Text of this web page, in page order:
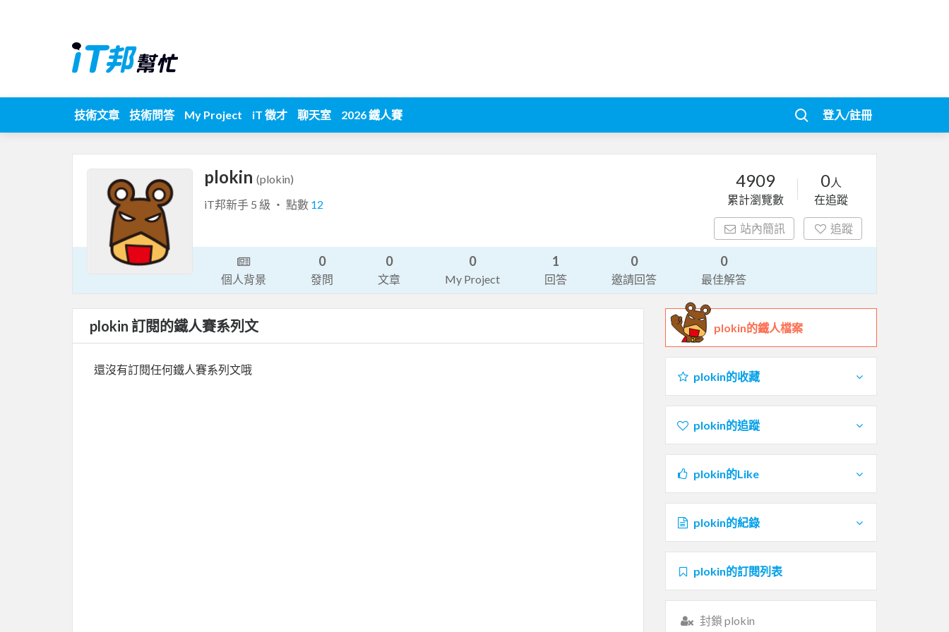
技術文章 技術問答 My Project iT 徵才 聊天室 2026 鐵人賽 登入/註冊
plokin (plokin)
iT邦新手 5 級 ‧ 點數 12
4909
累計瀏覽數
0人
在追蹤
站內簡訊 追蹤
個人背景
0
發問
0
文章
0
My Project
1
回答
0
邀請回答
0
最佳解答
plokin 訂閱的鐵人賽系列文
還沒有訂閱任何鐵人賽系列文哦
plokin的鐵人檔案
plokin的收藏
plokin的追蹤
plokin的Like
plokin的紀錄
plokin的訂閱列表
封鎖 plokin